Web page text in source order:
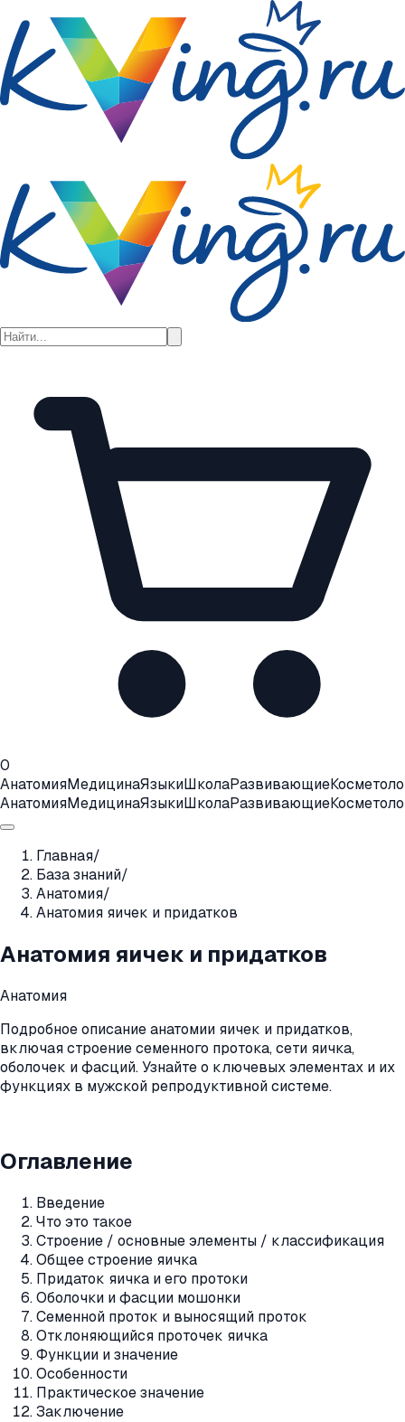
0
АнатомияМедицинаЯзыкиШколаРазвивающие
АнатомияМедицинаЯзыкиШколаРазвивающие
Главная/
База знаний/
Анатомия/
Анатомия яичек и придатков
Анатомия яичек и придатков
Анатомия
Подробное описание анатомии яичек и придатков,
включая строение семенного протока, сети яичка,
оболочек и фасций. Узнайте о ключевых элементах и их
функциях в мужской репродуктивной системе.
Оглавление
Введение
Что это такое
Строение / основные элементы / классификация
Общее строение яичка
Придаток яичка и его протоки
Оболочки и фасции мошонки
Семенной проток и выносящий проток
Отклоняющийся проточек яичка
Функции и значение
Особенности
Практическое значение
Заключение